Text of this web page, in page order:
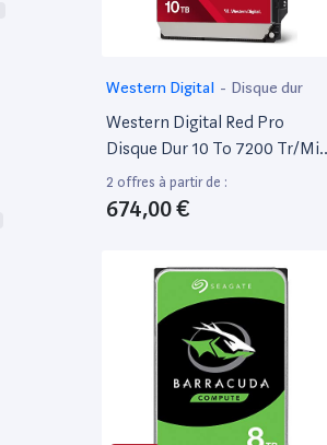
Western Digital - Disque dur
Western Digital Red Pro
Disque Dur 10 To 7200 Tr/Min
512 Mo 3.5 Série Ata III
2 offres à partir de :
674,00 €